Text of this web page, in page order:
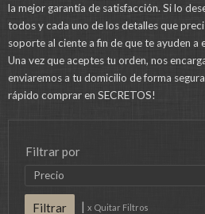
la mejor garantía de satisfacción. Si lo
todos y cada uno de los detalles que
soporte al ciente a fin de que te ayuden a
Una vez que aceptes tu orden, nos
enviaremos a tu domicilio de forma
rápido comprar en SECRETOS!
Filtrar por
Precio
| x Quitar Filtros